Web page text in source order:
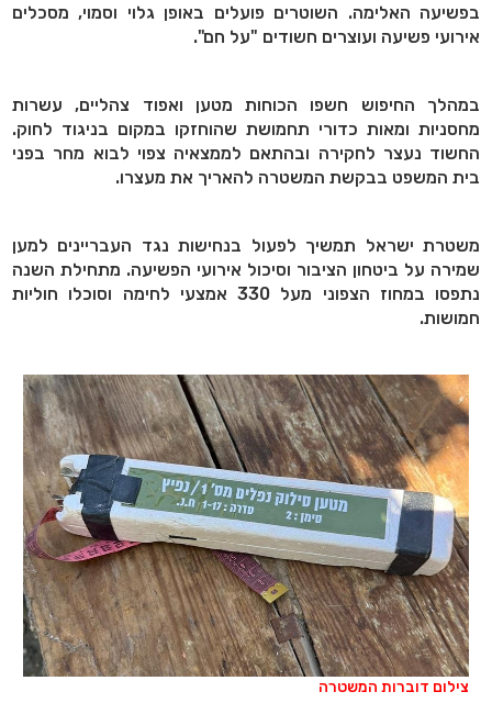
בפשיעה האלימה. השוטרים פועלים באופן גלוי וסמוי, מסכלים
אירועי פשיעה ועוצרים חשודים "על חם".
במהלך החיפוש חשפו הכוחות מטען ואפוד צהליים, עשרות
מחסניות ומאות כדורי תחמושת שהוחזקו במקום בניגוד לחוק.
החשוד נעצר לחקירה ובהתאם לממצאיה צפוי לבוא מחר בפני
בית המשפט בבקשת המשטרה להאריך את מעצרו.
משטרת ישראל תמשיך לפעול בנחישות נגד העבריינים למען
שמירה על ביטחון הציבור וסיכול אירועי הפשיעה. מתחילת השנה
נתפסו במחוז הצפוני מעל 330 אמצעי לחימה וסוכלו חוליות
חמושות.
צילום דוברות המשטרה